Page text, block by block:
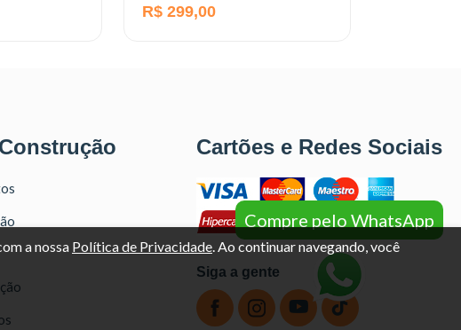
R$ 299,00
Cartões e Redes Sociais
Siga a gente
Compre pelo WhatsApp
a nossa Política de Privacidade. Ao continuar navegando, você